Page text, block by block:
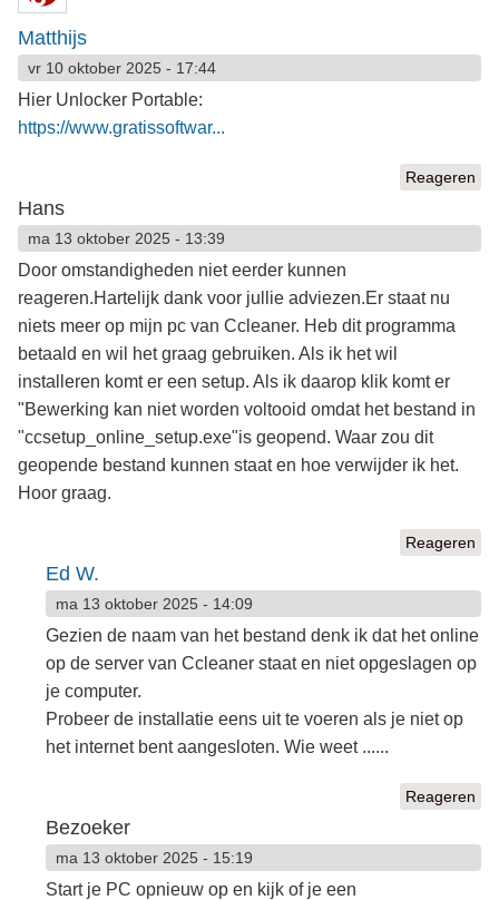
Matthijs
vr 10 oktober 2025 - 17:44
Hier Unlocker Portable:
https://www.gratissoftwar...
Reageren
Hans
ma 13 oktober 2025 - 13:39
Door omstandigheden niet eerder kunnen
reageren.Hartelijk dank voor jullie adviezen.Er staat nu
niets meer op mijn pc van Ccleaner. Heb dit programma
betaald en wil het graag gebruiken. Als ik het wil
installeren komt er een setup. Als ik daarop klik komt er
"Bewerking kan niet worden voltooid omdat het bestand in
"ccsetup_online_setup.exe"is geopend. Waar zou dit
geopende bestand kunnen staat en hoe verwijder ik het.
Hoor graag.
Reageren
Ed W.
ma 13 oktober 2025 - 14:09
Gezien de naam van het bestand denk ik dat het online
op de server van Ccleaner staat en niet opgeslagen op
je computer.
Probeer de installatie eens uit te voeren als je niet op
het internet bent aangesloten. Wie weet ......
Reageren
Bezoeker
ma 13 oktober 2025 - 15:19
Start je PC opnieuw op en kijk of je een